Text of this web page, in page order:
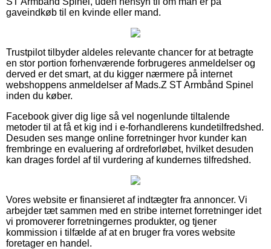
gaveindkøb til en kvinde eller mand.
Trustpilot tilbyder aldeles relevante chancer for at betragte
en stor portion forhenværende forbrugeres anmeldelser og
derved er det smart, at du kigger nærmere på internet
webshoppens anmeldelser af Mads.Z ST Armbånd Spinel
inden du køber.
Facebook giver dig lige så vel nogenlunde tiltalende
metoder til at få et kig ind i e-forhandlerens kundetilfredshed.
Desuden ses mange online forretninger hvor kunder kan
frembringe en evaluering af ordreforløbet, hvilket desuden
kan drages fordel af til vurdering af kundernes tilfredshed.
Vores website er finansieret af indtægter fra annoncer. Vi
arbejder tæt sammen med en stribe internet forretninger idet
vi promoverer forretningernes produkter, og tjener
kommission i tilfælde af at en bruger fra vores website
foretager en handel.